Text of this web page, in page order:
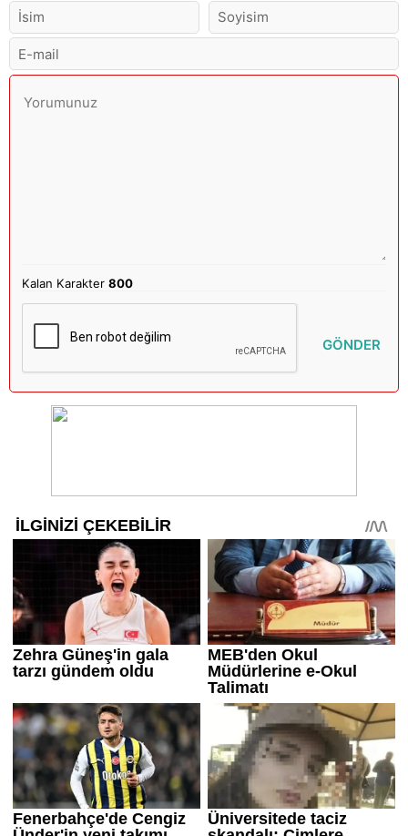
Kalan Karakter800
GÖNDER